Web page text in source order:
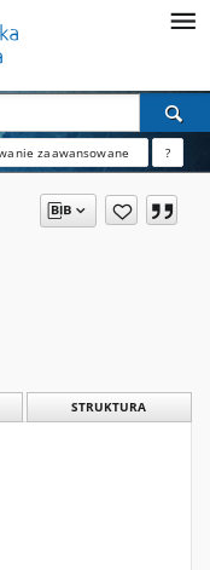
zaawansowane ?
STRUKTURA